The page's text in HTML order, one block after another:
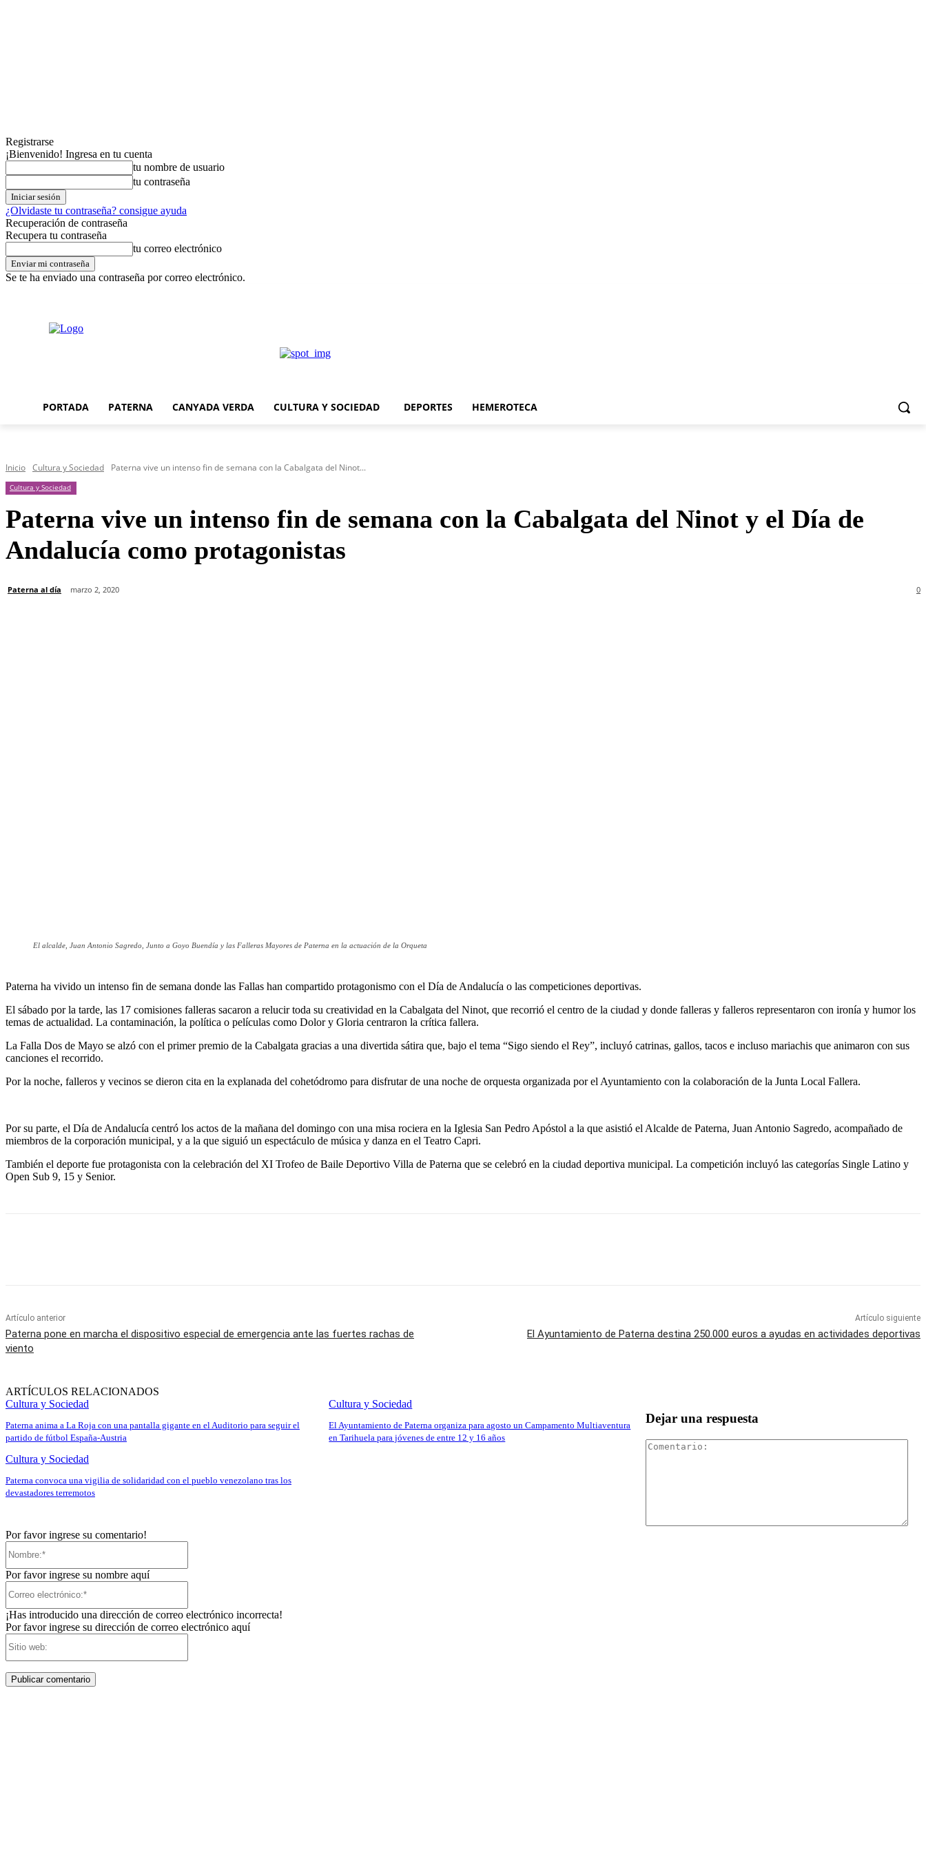
Registrarse
¡Bienvenido! Ingresa en tu cuenta
tu nombre de usuario
tu contraseña
¿Olvidaste tu contraseña? consigue ayuda
Recuperación de contraseña
Recupera tu contraseña
tu correo electrónico
Se te ha enviado una contraseña por correo electrónico.
PORTADA PATERNA CANYADA VERDA CULTURA Y SOCIEDAD DEPORTES HEMEROTECA
Inicio Cultura y Sociedad Paterna vive un intenso fin de semana con la Cabalgata del Ninot...
Cultura y Sociedad
Paterna vive un intenso fin de semana con la Cabalgata del Ninot y el Día de
Andalucía como protagonistas
Paterna al día marzo 2, 2020 0
El alcalde, Juan Antonio Sagredo, Junto a Goyo Buendía y las Falleras Mayores de Paterna en la actuación de la Orqueta
Paterna ha vivido un intenso fin de semana donde las Fallas han compartido protagonismo con el Día de Andalucía o las competiciones deportivas.
El sábado por la tarde, las 17 comisiones falleras sacaron a relucir toda su creatividad en la Cabalgata del Ninot, que recorrió el centro de la ciudad y donde falleras y falleros representaron con ironía y humor los
temas de actualidad. La contaminación, la política o películas como Dolor y Gloria centraron la crítica fallera.
La Falla Dos de Mayo se alzó con el primer premio de la Cabalgata gracias a una divertida sátira que, bajo el tema “Sigo siendo el Rey”, incluyó catrinas, gallos, tacos e incluso mariachis que animaron con sus
canciones el recorrido.
Por la noche, falleros y vecinos se dieron cita en la explanada del cohetódromo para disfrutar de una noche de orquesta organizada por el Ayuntamiento con la colaboración de la Junta Local Fallera.
Por su parte, el Día de Andalucía centró los actos de la mañana del domingo con una misa rociera en la Iglesia San Pedro Apóstol a la que asistió el Alcalde de Paterna, Juan Antonio Sagredo, acompañado de
miembros de la corporación municipal, y a la que siguió un espectáculo de música y danza en el Teatro Capri.
También el deporte fue protagonista con la celebración del XI Trofeo de Baile Deportivo Villa de Paterna que se celebró en la ciudad deportiva municipal. La competición incluyó las categorías Single Latino y
Open Sub 9, 15 y Senior.
Artículo anterior
Paterna pone en marcha el dispositivo especial de emergencia ante las fuertes rachas de
viento
Artículo siguiente
El Ayuntamiento de Paterna destina 250.000 euros a ayudas en actividades deportivas
ARTÍCULOS RELACIONADOS
Cultura y Sociedad
Paterna anima a La Roja con una pantalla gigante en el Auditorio para seguir el
partido de fútbol España-Austria
Cultura y Sociedad
El Ayuntamiento de Paterna organiza para agosto un Campamento Multiaventura
en Tarihuela para jóvenes de entre 12 y 16 años
Cultura y Sociedad
Paterna convoca una vigilia de solidaridad con el pueblo venezolano tras los
devastadores terremotos
Dejar una respuesta
Por favor ingrese su comentario!
Por favor ingrese su nombre aquí
¡Has introducido una dirección de correo electrónico incorrecta!
Por favor ingrese su dirección de correo electrónico aquí